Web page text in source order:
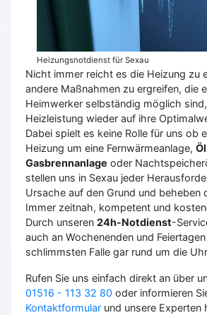
Heizungsnotdienst für Sexau
Nicht immer reicht es die Heizung zu
andere Maßnahmen zu ergreifen, die
Heimwerker selbständig möglich
Heizleistung wieder auf ihre
Dabei spielt es keine Rolle für uns ob
Heizung um eine Fernwärmeanlage,
Gasbrennanlage oder
stellen uns in Sexau jeder
Ursache auf den Grund und beheben
Immer zeitnah, kompetent und
Durch unseren 24h-Notdienst-
auch an Wochenenden und
schlimmsten Falle gar rund um die
Rufen Sie uns einfach direkt an über
01516 - 113 32 80 oder informieren
Kontaktformular und unsere Experten